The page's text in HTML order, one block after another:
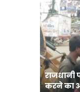
राजधानी
करने का